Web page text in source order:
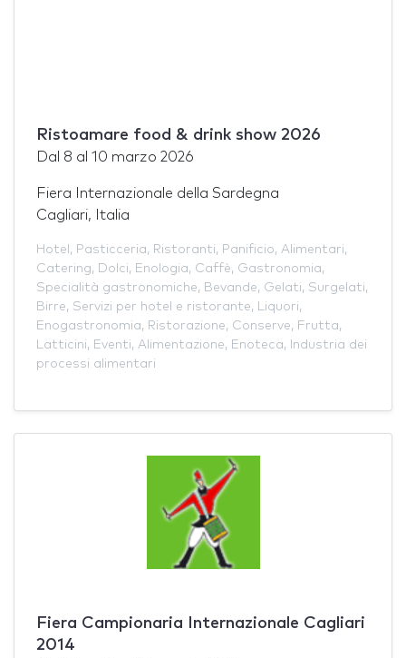
Ristoamare food & drink show 2026
Dal 8 al 10 marzo 2026
Fiera Internazionale della Sardegna
Cagliari, Italia
Hotel , Pasticceria, Ristoranti, Panificio, Alimentari,
Catering, Dolci, Enologia, Caffè, Gastronomia,
Specialità gastronomiche, Bevande, Gelati, Surgelati,
Birre, Servizi per hotel e ristorante, Liquori,
Enogastronomia, Ristorazione, Conserve, Frutta,
Latticini, Eventi, Alimentazione, Enoteca,
Industria dei
processi alimentari
Fiera Campionaria Internazionale Cagliari
2014